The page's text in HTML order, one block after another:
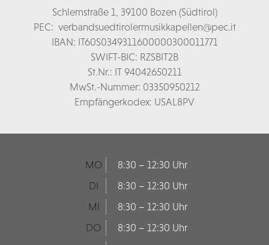
Schlernstraße 1, 39100 Bozen (Südtirol)
PEC: verbandsuedtirolermusikkapellen@pec.it
IBAN: IT60S0349311600000300011771
SWIFT-BIC: RZSBIT2B
St.Nr.: IT 94042650211
MwSt.-Nummer: 03350950212
Empfängerkodex: USAL8PV
MO
8:30 – 12:30 Uhr
DI
8:30 – 12:30 Uhr
MI
8:30 – 12:30 Uhr
DO
8:30 – 12:30 Uhr